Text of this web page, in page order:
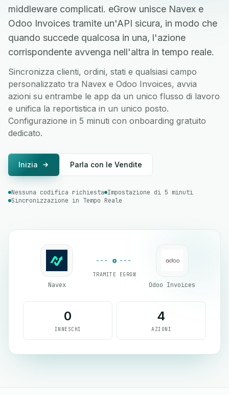
middleware complicati. eGrow unisce Navex e
Odoo Invoices tramite un'API sicura, in modo che
quando succede qualcosa in una, l'azione
corrispondente avvenga nell'altra in tempo reale.
Sincronizza clienti, ordini, stati e qualsiasi campo
personalizzato tra Navex e Odoo Invoices, avvia
azioni su entrambe le app da un unico flusso di lavoro
e unifica la reportistica in un unico posto.
Configurazione in 5 minuti con onboarding gratuito
dedicato.
Inizia Parla con le Vendite
Nessuna codifica richiesta Impostazione di 5 minuti
Sincronizzazione in Tempo Reale
Navex
TRAMITE EGROW
Odoo Invoices
0
INNESCHI
4
AZIONI